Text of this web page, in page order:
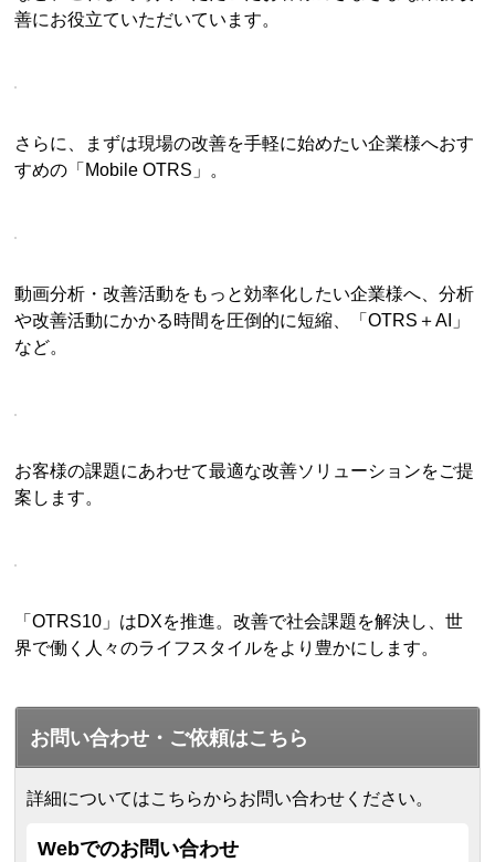
善にお役立ていただいています。
さらに、まずは現場の改善を手軽に始めたい企業様へおす
すめの「Mobile OTRS」。
動画分析・改善活動をもっと効率化したい企業様へ、分析
や改善活動にかかる時間を圧倒的に短縮、「OTRS＋AI」
など。
お客様の課題にあわせて最適な改善ソリューションをご提
案します。
「OTRS10」はDXを推進。改善で社会課題を解決し、世
界で働く人々のライフスタイルをより豊かにします。
お問い合わせ・ご依頼はこちら
詳細についてはこちらからお問い合わせください。
Webでのお問い合わせ